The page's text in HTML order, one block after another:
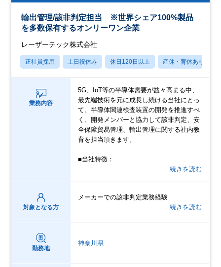
輸出管理/該非判定担当 ※世界シェア100%製品
を多数保有するオンリーワン企業
レーザーテック株式会社
正社員採用 土日祝休み 休日120日以上 産休・育休あり
業務内容
5G、IoT等の半導体需要が益々高まる中、
最先端技術を元に成長し続ける当社にとっ
て、半導体関連検査装置の開発を推進すべ
く、開発メンバーと協力して該非判定、安
全保障貿易管理、輸出管理に関する社内教
育を担当頂きます。
■当社特徴：
…続きを読む
対象となる方
メーカーでの該非判定業務経験
…続きを読む
勤務地
神奈川県